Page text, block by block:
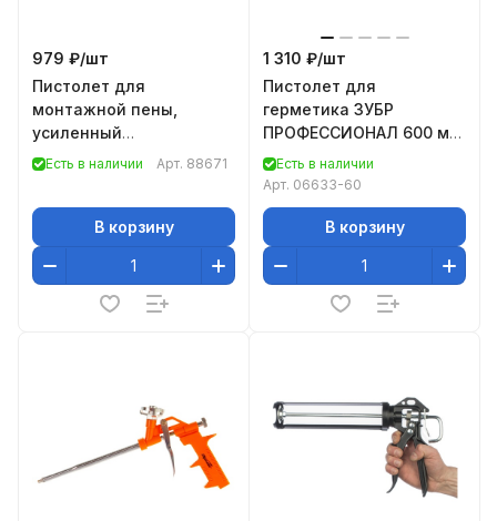
979 ₽/шт
Пистолет для
монтажной пены,
усиленный
алюминиевый корпус//
Есть в наличии Арт. 88671
В корзину
1 310 ₽/шт
Пистолет для
герметика ЗУБР
ПРОФЕССИОНАЛ 600 мл
06633-60
Есть в наличии
Арт. 06633-60
В корзину